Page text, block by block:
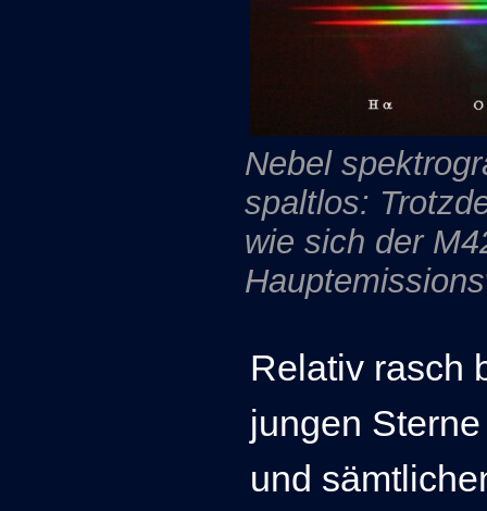
Nebel
spaltlos:
wie sich der
Relativ rasch
jungen
und